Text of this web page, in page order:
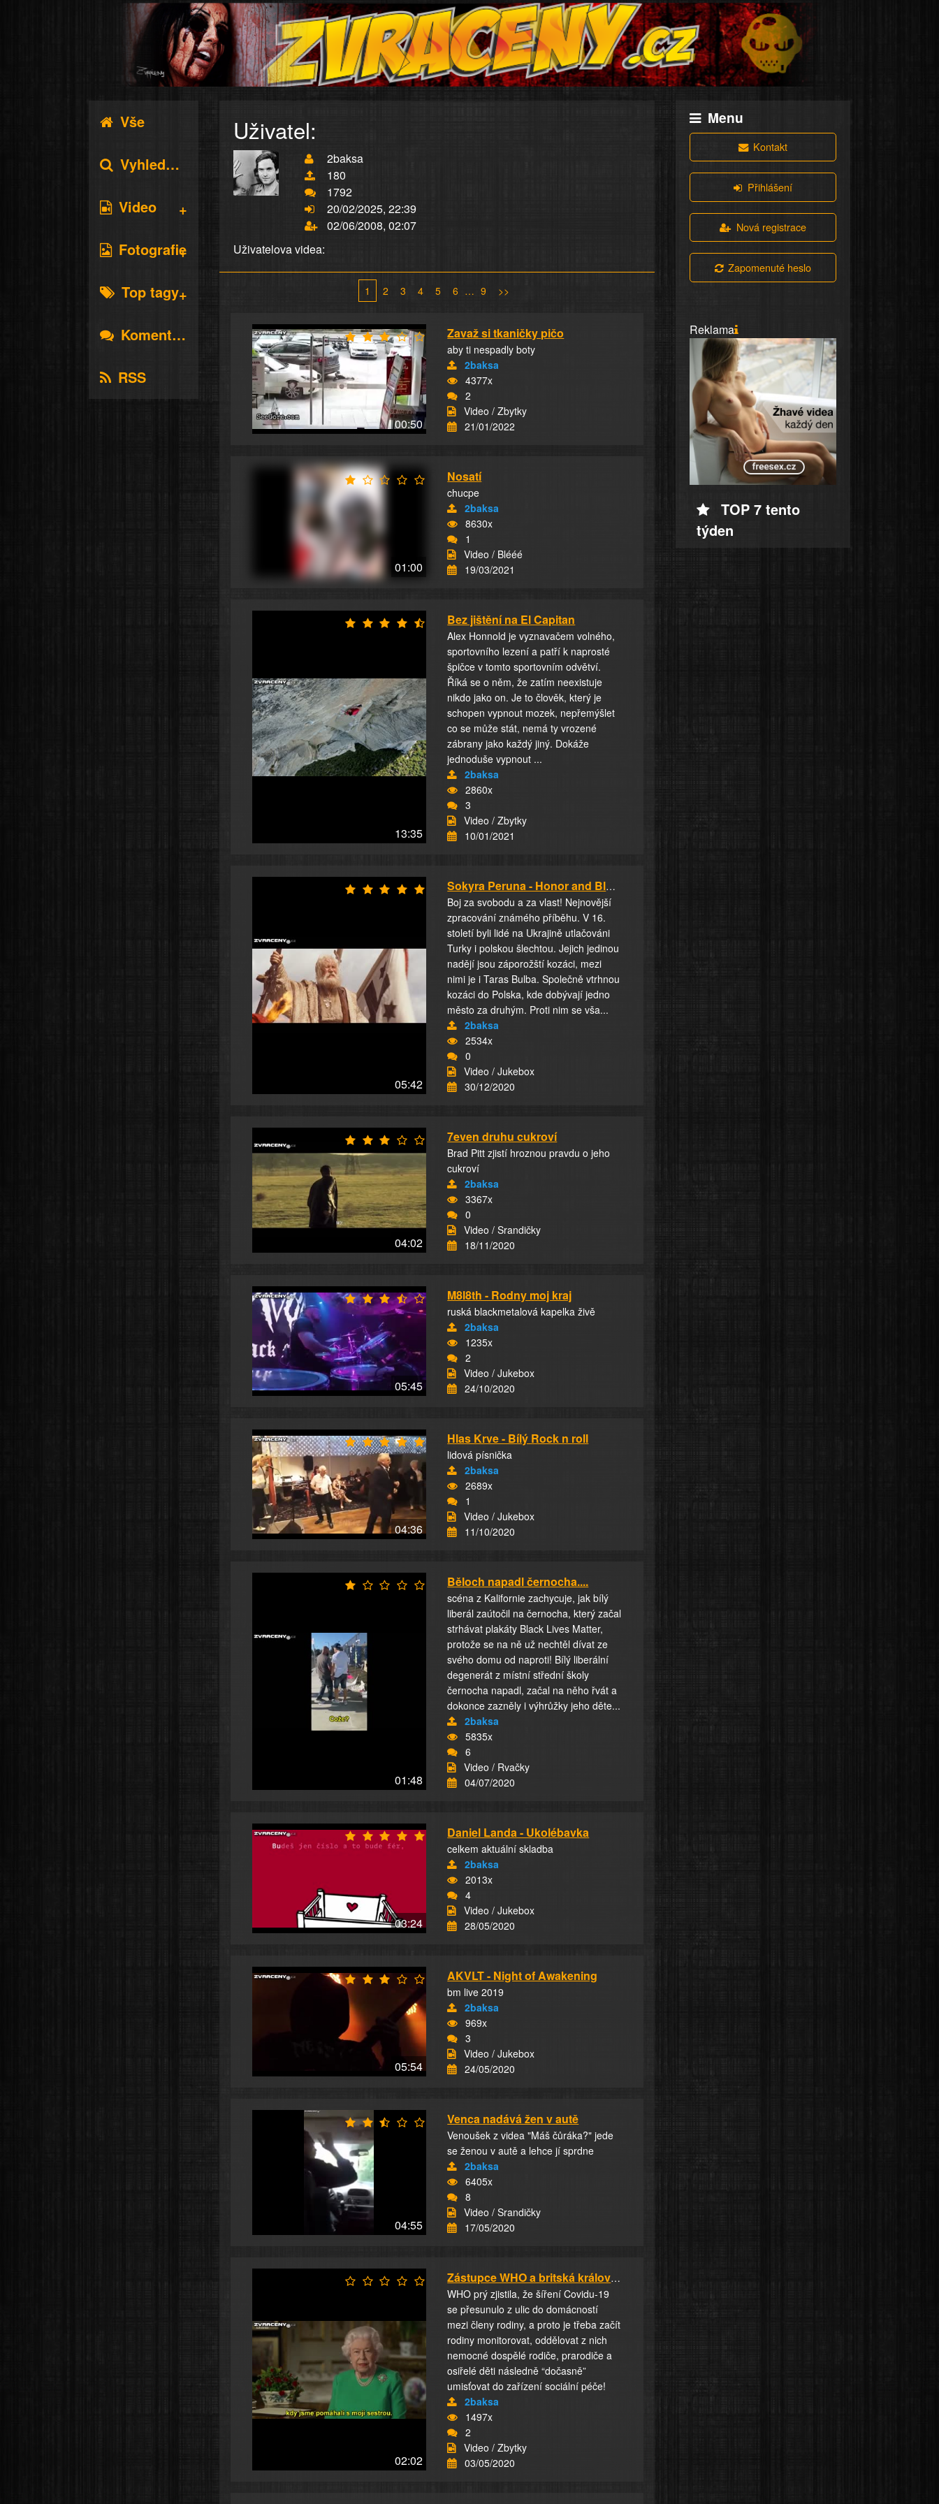
Vše
Vyhledávání
Video
Fotografie
Top tagy
Komentáře
RSS
Uživatel:
2baksa
180
1792
20/02/2025, 22:39
02/06/2008, 02:07
Uživatelova videa:
1 2 3 4 5 6 … 9 >>
00:50
Zavaž si tkaničky pičo
aby ti nespadly boty
2baksa
4377x
2
Video / Zbytky
21/01/2022
01:00
Nosatí
chucpe
2baksa
8630x
1
Video / Blééé
19/03/2021
13:35
Bez jištění na El Capitan
Alex Honnold je vyznavačem volného,
sportovního lezení a patří k naprosté
špičce v tomto sportovním odvětví.
Říká se o něm, že zatím neexistuje
nikdo jako on. Je to člověk, který je
schopen vypnout mozek, nepřemýšlet
co se může stát, nemá ty vrozené
zábrany jako každý jiný. Dokáže
jednoduše vypnout ...
2baksa
2860x
3
Video / Zbytky
10/01/2021
05:42
Sokyra Peruna - Honor and Blood
Boj za svobodu a za vlast! Nejnovější
zpracování známého příběhu. V 16.
století byli lidé na Ukrajině utlačováni
Turky i polskou šlechtou. Jejich jedinou
nadějí jsou záporožští kozáci, mezi
nimi je i Taras Bulba. Společně vtrhnou
kozáci do Polska, kde dobývají jedno
město za druhým. Proti nim se vša...
2baksa
2534x
0
Video / Jukebox
30/12/2020
04:02
7even druhu cukroví
Brad Pitt zjistí hroznou pravdu o jeho
cukroví
2baksa
3367x
0
Video / Srandičky
18/11/2020
05:45
M8l8th - Rodny moj kraj
ruská blackmetalová kapelka živě
2baksa
1235x
2
Video / Jukebox
24/10/2020
04:36
Hlas Krve - Bílý Rock n roll
lidová písnička
2baksa
2689x
1
Video / Jukebox
11/10/2020
01:48
Běloch napadl černocha....
scéna z Kalifornie zachycuje, jak bílý
liberál zaútočil na černocha, který začal
strhávat plakáty Black Lives Matter,
protože se na ně už nechtěl dívat ze
svého domu od naproti! Bílý liberální
degenerát z místní střední školy
černocha napadl, začal na něho řvát a
dokonce zazněly i výhrůžky jeho děte...
2baksa
5835x
6
Video / Rvačky
04/07/2020
03:24
Daniel Landa - Ukolébavka
celkem aktuální skladba
2baksa
2013x
4
Video / Jukebox
28/05/2020
05:54
AKVLT - Night of Awakening
bm live 2019
2baksa
969x
3
Video / Jukebox
24/05/2020
04:55
Venca nadává žen v autě
Venoušek z videa "Máš čůráka?" jede
se ženou v autě a lehce jí sprdne
2baksa
6405x
8
Video / Srandičky
17/05/2020
02:02
Zástupce WHO a britská královna oznámili odeb...
WHO prý zjistila, že šíření Covidu-19
se přesunulo z ulic do domácností
mezi členy rodiny, a proto je třeba začít
rodiny monitorovat, oddělovat z nich
nemocné dospělé rodiče, prarodiče a
osiřelé děti následně “dočasně”
umisťovat do zařízení sociální péče!
2baksa
1497x
2
Video / Zbytky
03/05/2020
Menu
Kontakt
Přihlášení
Nová registrace
Zapomenuté heslo
Reklama
TOP 7 tento
týden